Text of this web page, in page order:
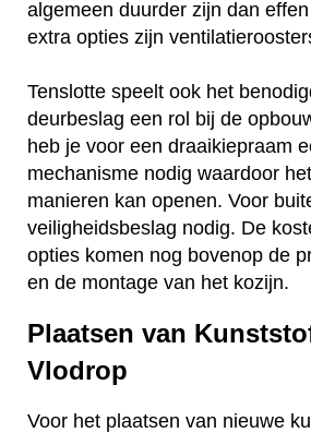
algemeen duurder zijn dan
extra opties zijn
Tenslotte speelt ook het
deurbeslag een rol bij de
heb je voor een draaikiepraam
mechanisme nodig waardoor
manieren kan openen. Voor
veiligheidsbeslag nodig. De
opties komen nog bovenop de
en de montage van het kozijn.
Plaatsen van
Vlodrop
Voor het plaatsen van nieuwe